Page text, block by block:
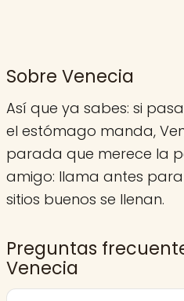
Sobre Venecia
Así que ya sabes: si
el estómago manda,
parada que merece la
amigo: llama antes
sitios buenos se llenan.
Preguntas
Venecia